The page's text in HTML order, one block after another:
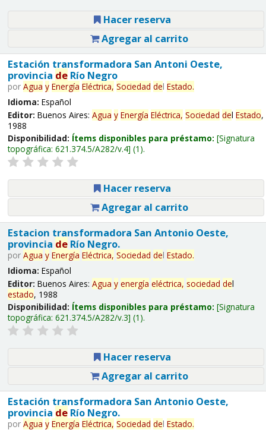
Hacer reserva
Agregar al carrito
Estación transformadora San Antoni Oeste,
provincia deRío Negro
por Agua y Energía Eléctrica, Sociedad del Estado.
Idioma: Español
Editor: Buenos Aires: Agua y Energía Eléctrica, Sociedad del Estado,
1988
Disponibilidad: Ítems disponibles para préstamo: Signatura
topográfica: 621.374.5/A282/v.4 (1).
Hacer reserva
Agregar al carrito
Estacion transformadora San Antonio Oeste,
provincia deRío Negro.
por Agua y Energía Eléctrica, Sociedad del Estado.
Idioma: Español
Editor: Buenos Aires: Agua y energía eléctrica, sociedad del
estado, 1988
Disponibilidad: Ítems disponibles para préstamo: Signatura
topográfica: 621.374.5/A282/v.3 (1).
Hacer reserva
Agregar al carrito
Estación transformadora San Antonio Oeste,
provincia deRío Negro.
por Agua y Energía Eléctrica, Sociedad del Estado.